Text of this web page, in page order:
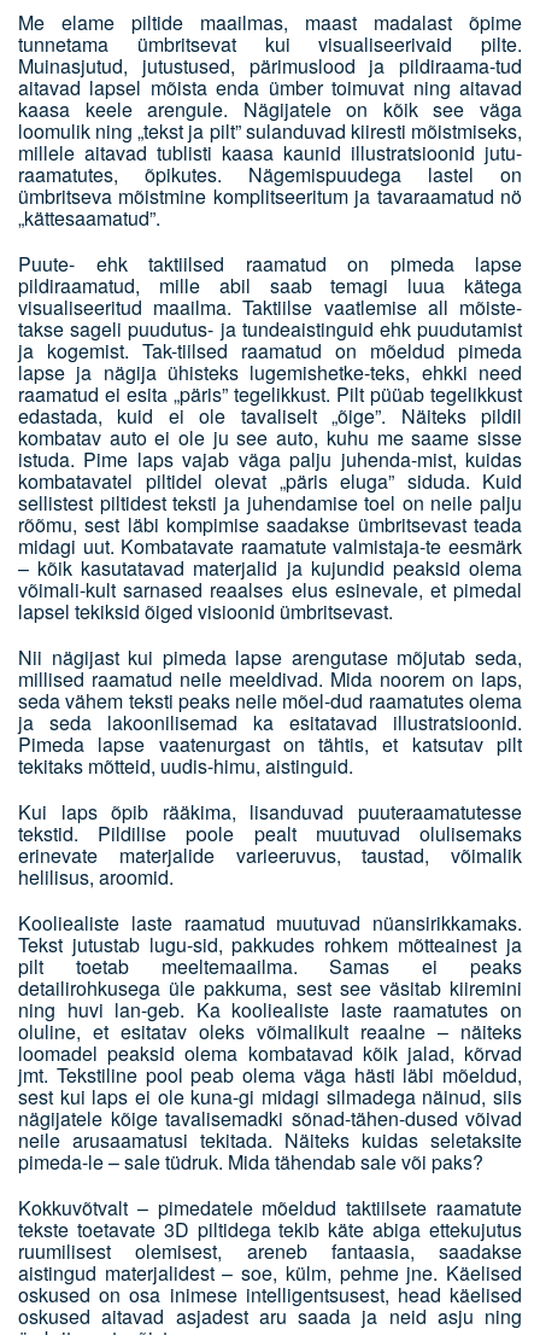
Me elame piltide maailmas, maast madalast õpime
tunnetama ümbritsevat kui visualiseerivaid pilte.
Muinasjutud, jutustused, pärimuslood ja pildiraama-tud
aitavad lapsel mõista enda ümber toimuvat ning aitavad
kaasa keele arengule. Nägijatele on kõik see väga
loomulik ning „tekst ja pilt” sulanduvad kiiresti mõistmiseks,
millele aitavad tublisti kaasa kaunid illustratsioonid jutu-
raamatutes, õpikutes. Nägemispuudega lastel on
ümbritseva mõistmine komplitseeritum ja tavaraamatud nö
„kättesaamatud”.
Puute- ehk taktiilsed raamatud on pimeda lapse
pildiraamatud, mille abil saab temagi luua kätega
visualiseeritud maailma. Taktiilse vaatlemise all mõiste-
takse sageli puudutus- ja tundeaistinguid ehk puudutamist
ja kogemist. Tak-tiilsed raamatud on mõeldud pimeda
lapse ja nägija ühisteks lugemishetke-teks, ehkki need
raamatud ei esita „päris” tegelikkust. Pilt püüab tegelikkust
edastada, kuid ei ole tavaliselt „õige”. Näiteks pildil
kombatav auto ei ole ju see auto, kuhu me saame sisse
istuda. Pime laps vajab väga palju juhenda-mist, kuidas
kombatavatel piltidel olevat „päris eluga” siduda. Kuid
sellistest piltidest teksti ja juhendamise toel on neile palju
rõõmu, sest läbi kompimise saadakse ümbritsevast teada
midagi uut. Kombatavate raamatute valmistaja-te eesmärk
– kõik kasutatavad materjalid ja kujundid peaksid olema
võimali-kult sarnased reaalses elus esinevale, et pimedal
lapsel tekiksid õiged visioonid ümbritsevast.
Nii nägijast kui pimeda lapse arengutase mõjutab seda,
millised raamatud neile meeldivad. Mida noorem on laps,
seda vähem teksti peaks neile mõel-dud raamatutes olema
ja seda lakoonilisemad ka esitatavad illustratsioonid.
Pimeda lapse vaatenurgast on tähtis, et katsutav pilt
tekitaks mõtteid, uudis-himu, aistinguid.
Kui laps õpib rääkima, lisanduvad puuteraamatutesse
tekstid. Pildilise poole pealt muutuvad olulisemaks
erinevate materjalide varieeruvus, taustad, võimalik
helilisus, aroomid.
Kooliealiste laste raamatud muutuvad nüansirikkamaks.
Tekst jutustab lugu-sid, pakkudes rohkem mõtteainest ja
pilt toetab meeltemaailma. Samas ei peaks
detailirohkusega üle pakkuma, sest see väsitab kiiremini
ning huvi lan-geb. Ka kooliealiste laste raamatutes on
oluline, et esitatav oleks võimalikult reaalne – näiteks
loomadel peaksid olema kombatavad kõik jalad, kõrvad
jmt. Tekstiline pool peab olema väga hästi läbi mõeldud,
sest kui laps ei ole kuna-gi midagi silmadega näinud, siis
nägijatele kõige tavalisemadki sõnad-tähen-dused võivad
neile arusaamatusi tekitada. Näiteks kuidas seletaksite
pimeda-le – sale tüdruk. Mida tähendab sale või paks?
Kokkuvõtvalt – pimedatele mõeldud taktiilsete raamatute
tekste toetavate 3D piltidega tekib käte abiga ettekujutus
ruumilisest olemisest, areneb fantaasia, saadakse
aistingud materjalidest – soe, külm, pehme jne. Käelised
oskused on osa inimese intelligentsusest, head käelised
oskused aitavad asjadest aru saada ja neid asju ning